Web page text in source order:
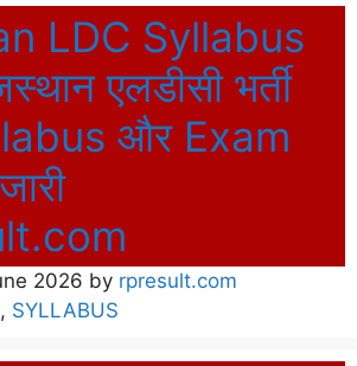
LDC Syllabus
एलडीसी भर्ती
और Exam
2026 by rpresult.com
, SYLLABUS